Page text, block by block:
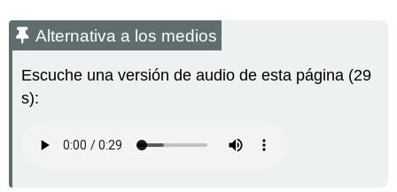
Alternativa a los medios
Escuche una versión de audio de esta página (29
s):